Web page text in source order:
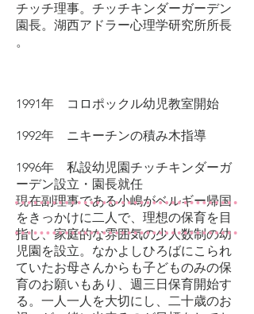
チッチ理事。チッチキンダーガーデン
園長。湖西アドラー心理学研究所所長​
。
1991年 コロポックル幼児教室開始
1992年 ニキーチンの積み木指導
1996年 私設幼児園チッチキンダーガ
ーデン設立・園長就任
現在副理事である小嶋がベルギー帰国
をきっかけに二人で、理想の保育を目
指し、家庭的な雰囲気の少人数制の幼
児園を設立。なかよしひろばにこられ
ていたお母さんからも子どものみの保
育のお願いもあり、週三日保育開始す
る。一人一人を大切にし、二十歳のお